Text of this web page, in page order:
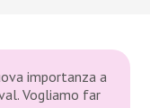
importanza a
Vogliamo far